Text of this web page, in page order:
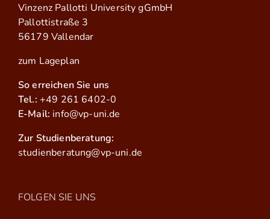
Vinzenz Pallotti University gGmbH
Pallottistraße 3
56179 Vallendar
zum Lageplan
So erreichen Sie uns
Tel.: +49 261 6402-0
E-Mail: info@vp-uni.de
Zur Studienberatung:
studienberatung@vp-uni.de
FOLGEN SIE UNS